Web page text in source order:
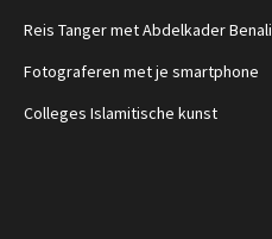
Reis Tanger met Abdelkader Benali
Fotograferen met je smartphone
Colleges Islamitische kunst